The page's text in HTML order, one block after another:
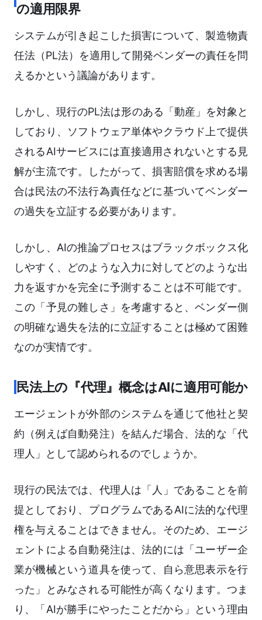
の適用限界
システムが引き起こした損害について、製造物責
任法（PL法）を適用して開発ベンダーの責任を問
えるかという議論があります。
しかし、現行のPL法は形のある「動産」を対象と
しており、ソフトウェア単体やクラウド上で提供
されるAIサービスには直接適用されないとする見
解が主流です。したがって、損害賠償を求める場
合は民法の不法行為責任などに基づいてベンダー
の過失を立証する必要があります。
しかし、AIの推論プロセスはブラックボックス化
しやすく、どのような入力に対してどのような出
力を返すかを完全に予測することは不可能です。
この「予見の難しさ」を考慮すると、ベンダー側
の明確な過失を法的に立証することは極めて困難
なのが実情です。
民法上の『代理』概念はAIに適用可能か
エージェントが外部のシステムを通じて他社と契
約（例えば自動発注）を結んだ場合、法的な「代
理人」として認められるのでしょうか。
現行の民法では、代理人は「人」であることを前
提としており、プログラムであるAIに法的な代理
権を与えることはできません。そのため、エージ
ェントによる自動発注は、法的には「ユーザー企
業が機械という道具を使って、自ら意思表示を行
った」とみなされる可能性が高くなります。つま
り、「AIが勝手にやったことだから」という理由